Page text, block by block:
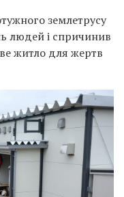
землетрусу
людей і спричинив
житло для жертв